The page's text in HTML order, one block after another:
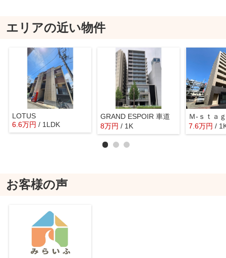
エリアの近い物件
LOTUS
6.6万円 / 1LDK
GRAND ESPOIR 車道
8万円 / 1K
Ｍ-ｓｔａ
7.6万円 /
お客様の声